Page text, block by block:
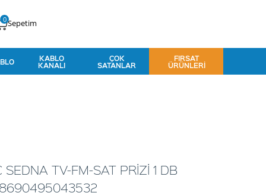
Sepetim
0
KABLO
KANALI
ÇOK
SATANLAR
FIRSAT
ÜRÜNLERI
SEDNA TV-FM-SAT PRİZİ 1 DB
8690495043532